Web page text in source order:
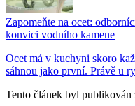
Zapomeňte na ocet:
konvici vodního kamene
Ocet má v kuchyni skoro
sáhnou jako první. Právě u
Tento článek byl publikován